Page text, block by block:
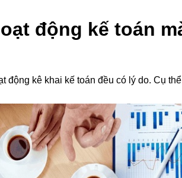
động kế toán
kê khai kế toán đều có lý do. Cụ